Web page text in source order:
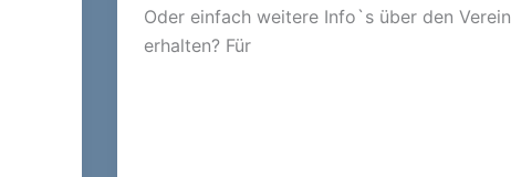
Oder einfach weitere Info`s über den Verein
erhalten? Für